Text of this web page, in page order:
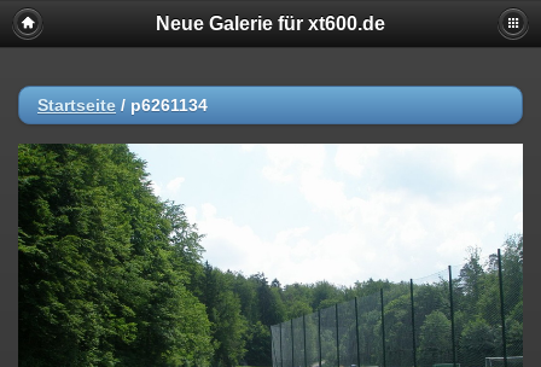
Neue Galerie für xt600.de
Startseite / p6261134